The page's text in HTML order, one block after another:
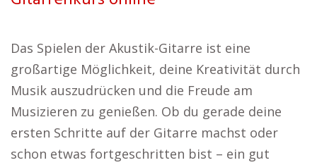
Das Spielen der Akustik-Gitarre ist eine
großartige Möglichkeit, deine Kreativität durch
Musik auszudrücken und die Freude am
Musizieren zu genießen. Ob du gerade deine
ersten Schritte auf der Gitarre machst oder
schon etwas fortgeschritten bist – ein gut